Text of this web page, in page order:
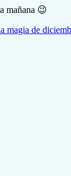
mañana 😉
magia de